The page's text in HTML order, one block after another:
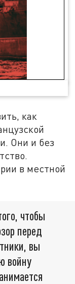
как
Они и без
в местной
чтобы
перед
вы
войну